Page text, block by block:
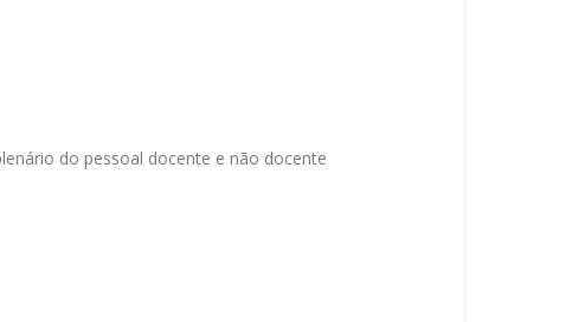
do pessoal docente e não docente